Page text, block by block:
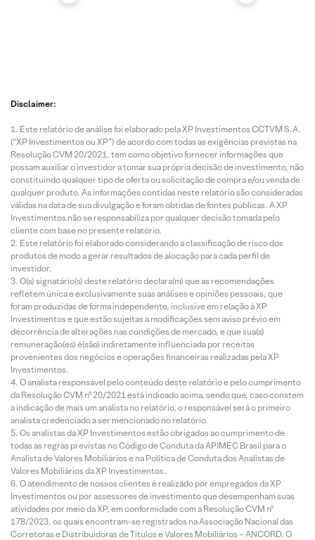
Disclaimer:
Este relatório de análise foi elaborado pela XP Investimentos CCTVM S.A.
(“XP Investimentos ou XP”) de acordo com todas as exigências previstas na
Resolução CVM 20/2021, tem como objetivo fornecer informações que
possam auxiliar o investidor a tomar sua própria decisão de investimento, não
constituindo qualquer tipo de oferta ou solicitação de compra e/ou venda de
qualquer produto. As informações contidas neste relatório são consideradas
válidas na data de sua divulgação e foram obtidas de fontes públicas. A XP
Investimentos não se responsabiliza por qualquer decisão tomada pelo
cliente com base no presente relatório.
Este relatório foi elaborado considerando a classificação de risco dos
produtos de modo a gerar resultados de alocação para cada perfil de
investidor.
O(s) signatário(s) deste relatório declara(m) que as recomendações
refletem única e exclusivamente suas análises e opiniões pessoais, que
foram produzidas de forma independente, inclusive em relação à XP
Investimentos e que estão sujeitas a modificações sem aviso prévio em
decorrência de alterações nas condições de mercado, e que sua(s)
remuneração(es) é(são) indiretamente influenciada por receitas
provenientes dos negócios e operações financeiras realizadas pela XP
Investimentos.
O analista responsável pelo conteúdo deste relatório e pelo cumprimento
da Resolução CVM nº 20/2021 está indicado acima, sendo que, caso constem
a indicação de mais um analista no relatório, o responsável será o primeiro
analista credenciado a ser mencionado no relatório.
Os analistas da XP Investimentos estão obrigados ao cumprimento de
todas as regras previstas no Código de Conduta da APIMEC Brasil para o
Analista de Valores Mobiliários e na Política de Conduta dos Analistas de
Valores Mobiliários da XP Investimentos.
O atendimento de nossos clientes é realizado por empregados da XP
Investimentos ou por assessores de investimento que desempenham suas
atividades por meio da XP, em conformidade com a Resolução CVM nº
178/2023, os quais encontram-se registrados na Associação Nacional das
Corretoras e Distribuidoras de Títulos e Valores Mobiliários – ANCORD. O